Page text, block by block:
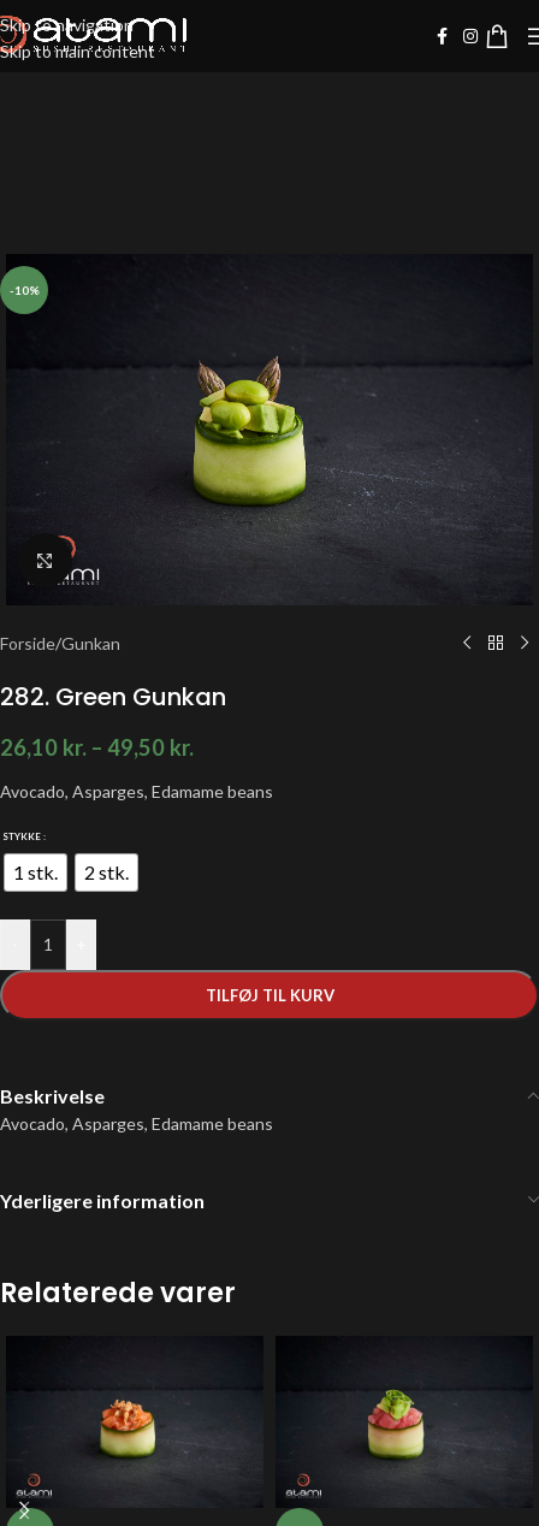
Skip to navigation
Skip to main content
-10%
Klik for at forstørre
Forside/Gunkan
282. Green Gunkan
26,10 kr. – 49,50 kr.
Avocado, Asparges, Edamame beans
STYKKE
1 stk. 2 stk.
TILFØJ TIL KURV
Beskrivelse
Avocado, Asparges, Edamame beans
Yderligere information
Relaterede varer